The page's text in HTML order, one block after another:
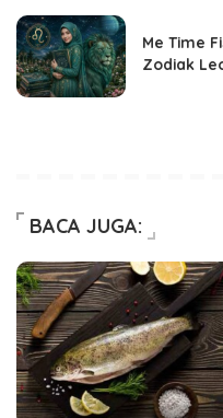
Me Time
Zodiak
BACA JUGA: